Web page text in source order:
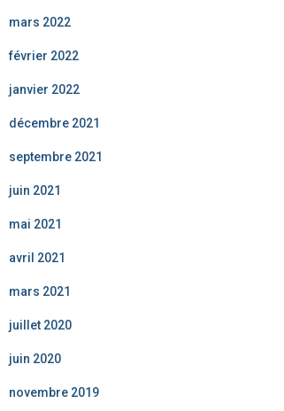
mars 2022
février 2022
janvier 2022
décembre 2021
septembre 2021
juin 2021
mai 2021
avril 2021
mars 2021
juillet 2020
juin 2020
novembre 2019